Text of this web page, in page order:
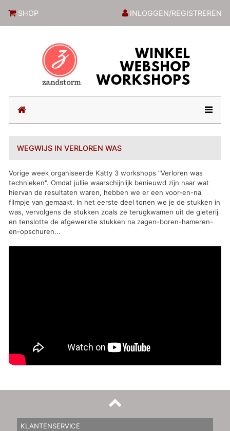
SHOP INLOGGEN/REGISTREREN
(current)
WEGWIJS IN VERLOREN WAS
Vorige week organiseerde Katty 3 workshops "Verloren was
technieken". Omdat jullie waarschijnlijk benieuwd zijn naar wat
hiervan de resultaten waren, hebben we er een voor-en-na
filmpje van gemaakt. In het eerste deel tonen we je de stukken in
was, vervolgens de stukken zoals ze terugkwamen uit de gieterij
en tenslotte de afgewerkte stukken na zagen-boren-hameren-
en-opschuren...
KLANTENSERVICE